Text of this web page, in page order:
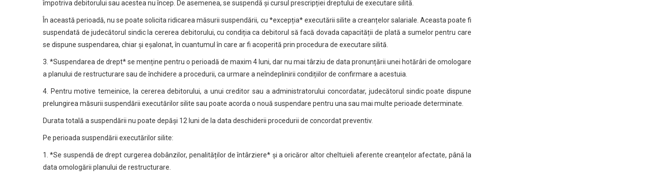
împotriva debitorului sau acestea nu încep. De asemenea, se suspendă și cursul prescripției dreptului de executare silită.
În această perioadă, nu se poate solicita ridicarea măsurii suspendării, cu *excepția* executării silite a creanțelor salariale. Aceasta poate fi
suspendată de judecătorul sindic la cererea debitorului, cu condiția ca debitorul să facă dovada capacității de plată a sumelor pentru care
se dispune suspendarea, chiar și eșalonat, în cuantumul în care ar fi acoperită prin procedura de executare silită.
3. *Suspendarea de drept* se menține pentru o perioadă de maxim 4 luni, dar nu mai târziu de data pronunțării unei hotărâri de omologare
a planului de restructurare sau de închidere a procedurii, ca urmare a neîndeplinirii condițiilor de confirmare a acestuia.
4. Pentru motive temeinice, la cererea debitorului, a unui creditor sau a administratorului concordatar, judecătorul sindic poate dispune
prelungirea măsurii suspendării executărilor silite sau poate acorda o nouă suspendare pentru una sau mai multe perioade determinate.
Durata totală a suspendării nu poate depăși 12 luni de la data deschiderii procedurii de concordat preventiv.
Pe perioada suspendării executărilor silite:
1. *Se suspendă de drept curgerea dobânzilor, penalităților de întârziere* și a oricăror altor cheltuieli aferente creanțelor afectate, până la
data omologării planului de restructurare.